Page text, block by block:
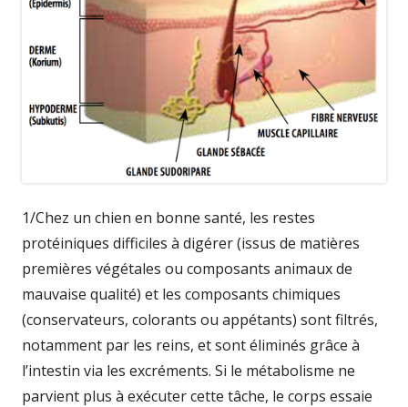
1/Chez un chien en bonne santé, les restes
protéiniques difficiles à digérer (issus de matières
premières végétales ou composants animaux de
mauvaise qualité) et les composants chimiques
(conservateurs, colorants ou appétants) sont filtrés,
notamment par les reins, et sont éliminés grâce à
l’intestin via les excréments. Si le métabolisme ne
parvient plus à exécuter cette tâche, le corps essaie